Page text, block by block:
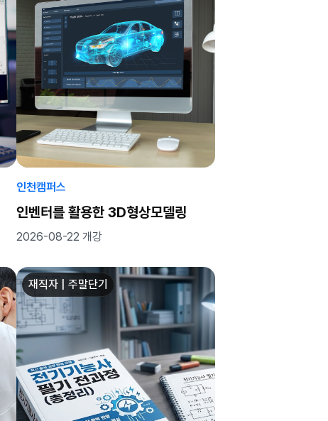
인천캠퍼스
인벤터를 활용한 3D형상모델링
2026-08-22 개강
재직자 | 주말단기